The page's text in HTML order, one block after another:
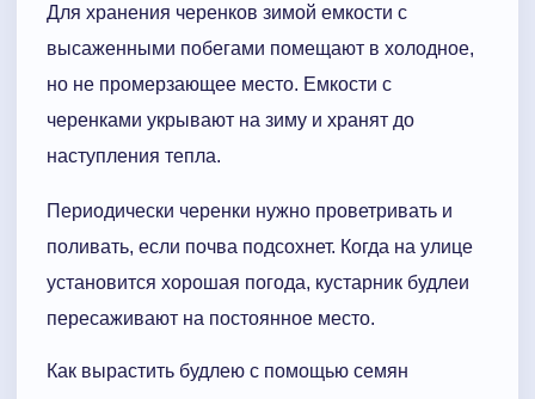
Для хранения черенков зимой емкости с
высаженными побегами помещают в холодное,
но не промерзающее место. Емкости с
черенками укрывают на зиму и хранят до
наступления тепла.
Периодически черенки нужно проветривать и
поливать, если почва подсохнет. Когда на улице
установится хорошая погода, кустарник будлеи
пересаживают на постоянное место.
Как вырастить будлею с помощью семян